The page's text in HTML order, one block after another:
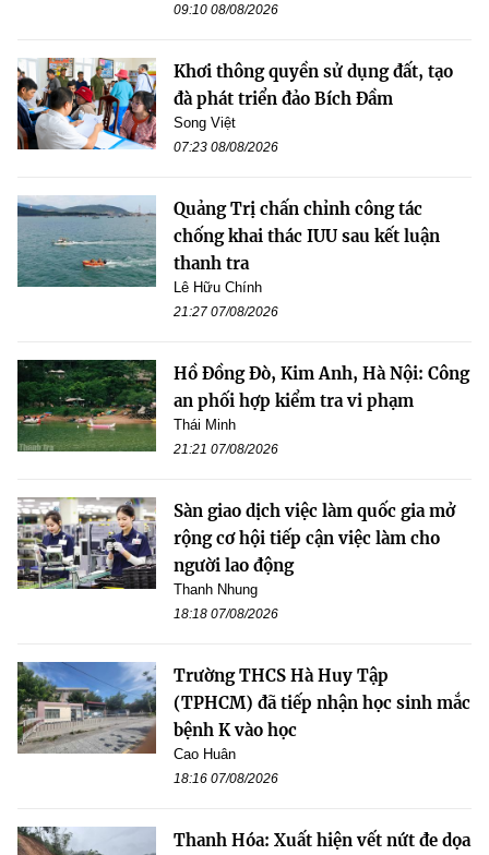
09:10 08/08/2026
Khơi thông quyền sử dụng đất, tạo
đà phát triển đảo Bích Đầm
Song Việt
07:23 08/08/2026
Quảng Trị chấn chỉnh công tác
chống khai thác IUU sau kết luận
thanh tra
Lê Hữu Chính
21:27 07/08/2026
Hồ Đồng Đò, Kim Anh, Hà Nội: Công
an phối hợp kiểm tra vi phạm
Thái Minh
21:21 07/08/2026
Sàn giao dịch việc làm quốc gia mở
rộng cơ hội tiếp cận việc làm cho
người lao động
Thanh Nhung
18:18 07/08/2026
Trường THCS Hà Huy Tập
(TPHCM) đã tiếp nhận học sinh mắc
bệnh K vào học
Cao Huân
18:16 07/08/2026
Thanh Hóa: Xuất hiện vết nứt đe dọa